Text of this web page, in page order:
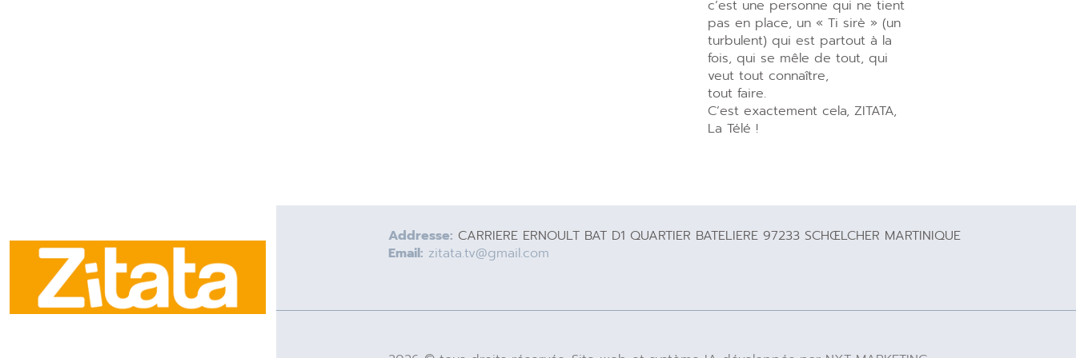
c’est une personne qui ne tient
pas en place, un « Ti sirè » (un
turbulent) qui est partout à la
fois, qui se mêle de tout, qui
veut tout connaître,
tout faire.
C’est exactement cela, ZITATA,
La Télé !
Addresse: CARRIERE ERNOULT BAT D1 QUARTIER BATELIERE 97233 SCHŒLCHER MARTINIQUE
Email: zitata.tv@gmail.com